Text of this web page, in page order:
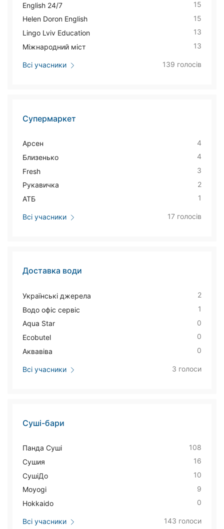
English 24/7
15
Helen Doron English
15
Lingo Lviv Education
13
Міжнародний міст
13
Всі учасники 139 голосів
Супермаркет
Арсен
4
Близенько
4
Fresh
3
Рукавичка
2
АТБ
1
Всі учасники 17 голосів
Доставка води
Українські джерела
2
Водо офіс сервіс
1
Aqua Star
0
Ecobutel
0
Аквавіва
0
Всі учасники 3 голоси
Суші-бари
Панда Суші
108
Сушия
16
СушіДо
10
Moyogi
9
Hokkaido
0
Всі учасники 143 голоси